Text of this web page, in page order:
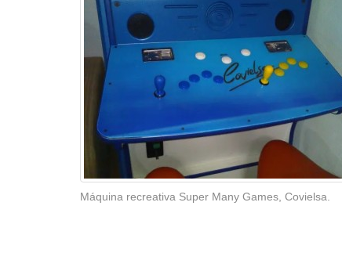
Máquina recreativa Super Many Games, Covielsa.